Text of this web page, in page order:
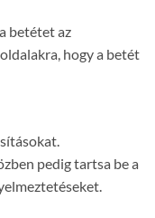
betétet az
hogy a betét
pedig tartsa be a